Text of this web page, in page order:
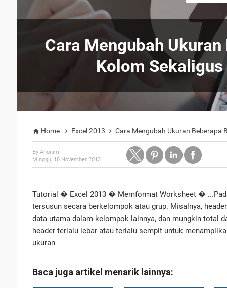
Cara Mengubah
Kolom
 Home  Excel 2013  Cara Mengubah Ukuran Beberapa
By Anonim
Minggu, 10 November 2013
Tutorial � Excel 2013 � Memformat Worksheet �
tersusun secara berkelompok atau grup. Misalnya,
data utama dalam kelompok lainnya, dan mungkin total
header terlalu lebar atau terlalu sempit untuk
ukuran